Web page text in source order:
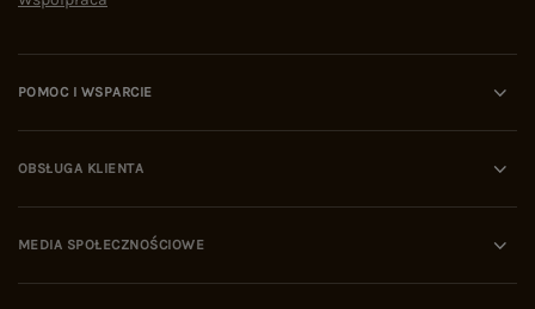
POMOC I WSPARCIE
OBSŁUGA KLIENTA
MEDIA SPOŁECZNOŚCIOWE